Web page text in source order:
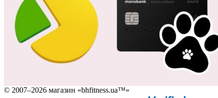
© 2007–2026 магазин «bhfitness.ua™»